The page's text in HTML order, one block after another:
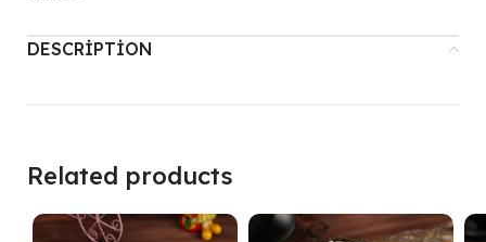
DESCRIPTION
Related products